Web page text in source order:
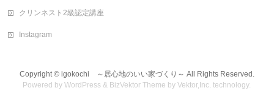
クリンネスト2級認定講座
Instagram
Copyright © igokochi ～居心地のいい家づくり～ All Rights Reserved.
Powered byWordPress & BizVektor Theme byVektor,Inc. technology.